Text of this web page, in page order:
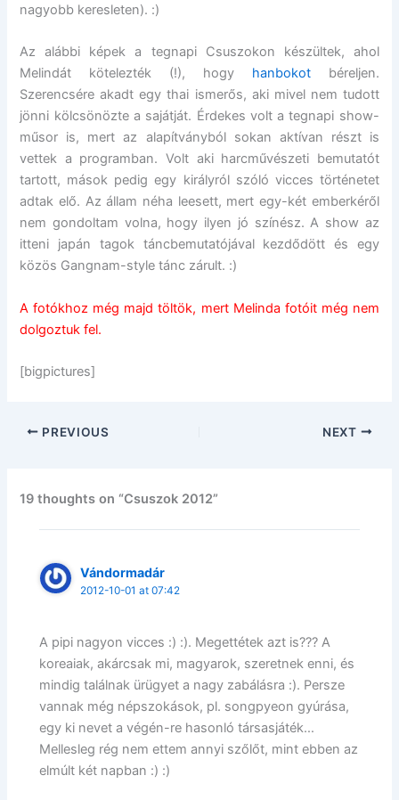
nagyobb keresleten). :)
Az alábbi képek a tegnapi Csuszokon készültek, ahol
Melindát kötelezték (!), hogy hanbokot béreljen.
Szerencsére akadt egy thai ismerős, aki mivel nem tudott
jönni kölcsönözte a sajátját. Érdekes volt a tegnapi show-
műsor is, mert az alapítványból sokan aktívan részt is
vettek a programban. Volt aki harcművészeti bemutatót
tartott, mások pedig egy királyról szóló vicces történetet
adtak elő. Az állam néha leesett, mert egy-két emberkéről
nem gondoltam volna, hogy ilyen jó színész. A show az
itteni japán tagok táncbemutatójával kezdődött és egy
közös Gangnam-style tánc zárult. :)
A fotókhoz még majd töltök, mert Melinda fotóit még nem
dolgoztuk fel.
[bigpictures]
PREVIOUS NEXT
19 thoughts on “Csuszok 2012”
Vándormadár
2012-10-01 at 07:42
A pipi nagyon vicces :) :). Megettétek azt is??? A
koreaiak, akárcsak mi, magyarok, szeretnek enni, és
mindig találnak ürügyet a nagy zabálásra :). Persze
vannak még népszokások, pl. songpyeon gyúrása,
egy ki nevet a végén-re hasonló társasjáték…
Mellesleg rég nem ettem annyi szőlőt, mint ebben az
elmúlt két napban :) :)